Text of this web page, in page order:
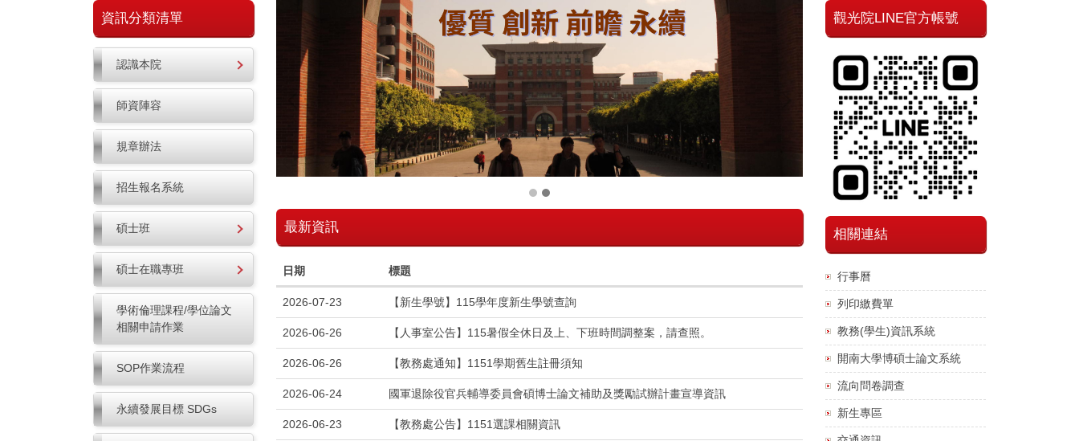
資訊分類清單
認識本院
師資陣容
規章辦法
招生報名系統
碩士班
碩士在職專班
學術倫理課程/學位論文
相關申請作業
SOP作業流程
永續發展目標 SDGs
最新資訊
日期 標題
2026-07-23 【新生學號】115學年度新生學號查詢
2026-06-26 【人事室公告】115暑假全休日及上、下班時間調整案，請查照。
2026-06-26 【教務處通知】1151學期舊生註冊須知
2026-06-24 國軍退除役官兵輔導委員會碩博士論文補助及獎勵試辦計畫宣導資訊
2026-06-23 【教務處公告】1151選課相關資訊
觀光院LINE官方帳號
相關連結
行事曆
列印繳費單
教務(學生)資訊系統
開南大學博碩士論文系統
流向問卷調查
新生專區